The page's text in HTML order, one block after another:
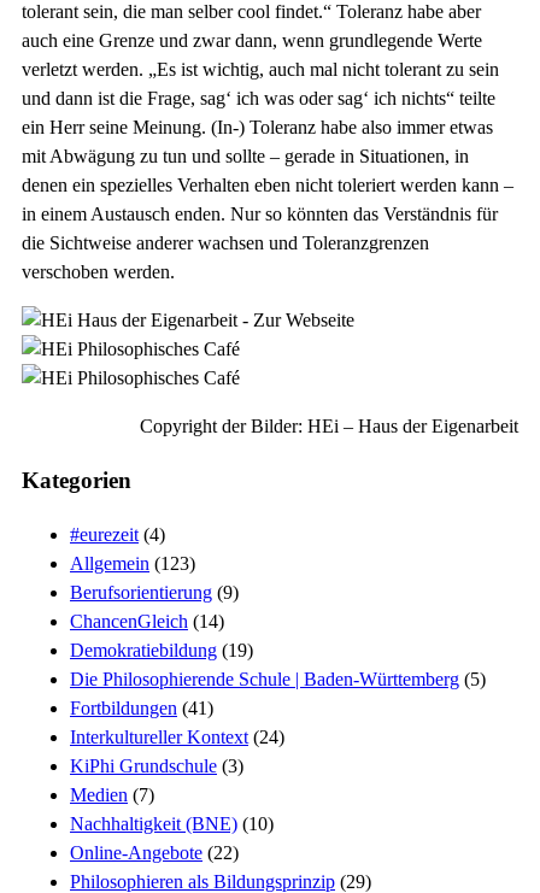
tolerant sein, die man selber cool findet.“ Toleranz habe aber
auch eine Grenze und zwar dann, wenn grundlegende Werte
verletzt werden. „Es ist wichtig, auch mal nicht tolerant zu sein
und dann ist die Frage, sag‘ ich was oder sag‘ ich nichts“ teilte
ein Herr seine Meinung. (In-) Toleranz habe also immer etwas
mit Abwägung zu tun und sollte – gerade in Situationen, in
denen ein spezielles Verhalten eben nicht toleriert werden kann –
in einem Austausch enden. Nur so könnten das Verständnis für
die Sichtweise anderer wachsen und Toleranzgrenzen
verschoben werden.
Copyright der Bilder: HEi – Haus der Eigenarbeit
Kategorien
#eurezeit (4)
Allgemein (123)
Berufsorientierung (9)
ChancenGleich (14)
Demokratiebildung (19)
Die Philosophierende Schule | Baden-Württemberg (5)
Fortbildungen (41)
Interkultureller Kontext (24)
KiPhi Grundschule (3)
Medien (7)
Nachhaltigkeit (BNE) (10)
Online-Angebote (22)
Philosophieren als Bildungsprinzip (29)